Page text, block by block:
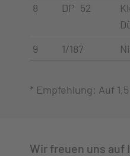
8
DP 52
9 1/187
* Empfehlung: Auf
Wir freuen uns auf